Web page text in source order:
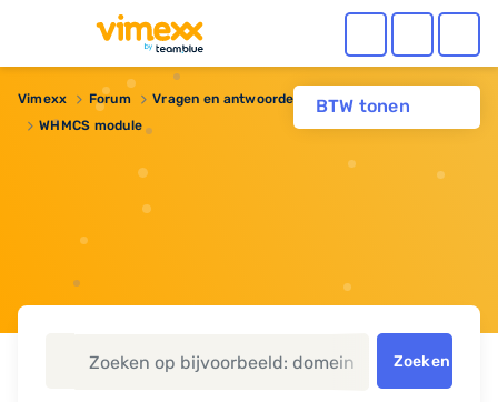
BTW tonen
Vimexx Forum Vragen en antwoorden
Reseller hosting
WHMCS module
Zoeken